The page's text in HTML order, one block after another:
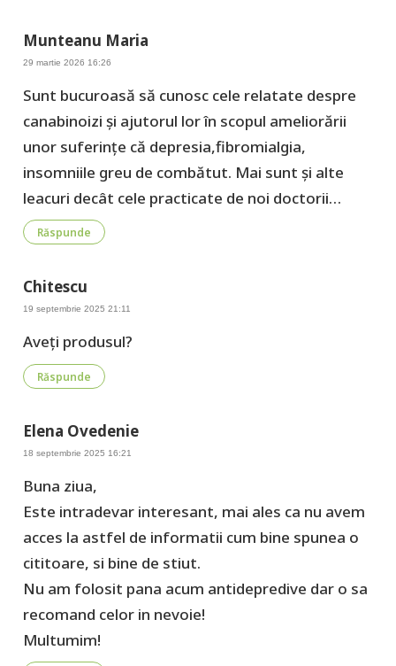
Munteanu Maria
29 martie 2026 16:26
Sunt bucuroasă să cunosc cele relatate despre
canabinoizi și ajutorul lor în scopul ameliorării
unor suferințe că depresia,fibromialgia,
insomniile greu de combătut. Mai sunt și alte
leacuri decât cele practicate de noi doctorii…
Răspunde
Chitescu
19 septembrie 2025 21:11
Aveți produsul?
Răspunde
Elena Ovedenie
18 septembrie 2025 16:21
Buna ziua,
Este intradevar interesant, mai ales ca nu avem
acces la astfel de informatii cum bine spunea o
cititoare, si bine de stiut.
Nu am folosit pana acum antidepredive dar o sa
recomand celor in nevoie!
Multumim!